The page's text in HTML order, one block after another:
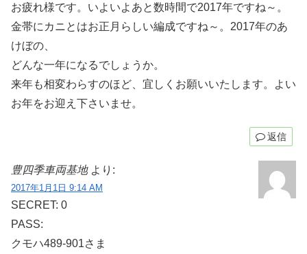
お疲れ様です。いよいよあと数時間で2017年ですね～。
金帯にカニとはお正月らしい編成ですね～。2017年のあ
けぼの、
どんな一年になるでしょうか。
来年も相変わらすのほど、宜しくお願いいたします。よい
お年をお迎え下さいませ。
返信
豊四季車両基地 より:
2017年1月1日 9:14 AM
SECRET: 0
PASS:
クモハ489-901さま